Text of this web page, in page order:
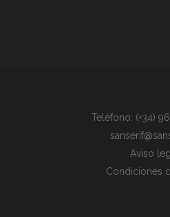
Teléfono: (+34)
Aviso
Condiciones